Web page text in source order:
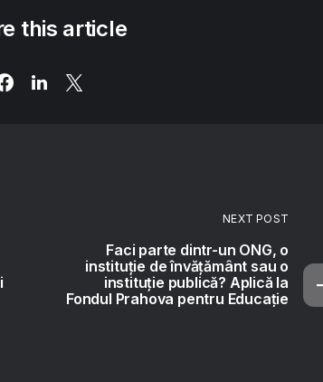
this article
NEXT POST
Faci parte dintr-un ONG, o
instituție de învățământ sau o
instituție publică? Aplică la
Fondul Prahova pentru Educație